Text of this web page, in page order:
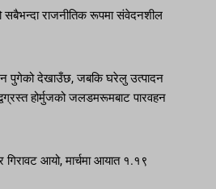
सबैभन्दा राजनीतिक रूपमा संवेदनशील
पुगेको देखाउँछ, जबकि घरेलु उत्पादन
होर्मुजको जलडमरूमबाट पारवहन
गिरावट आयो, मार्चमा आयात १.१९